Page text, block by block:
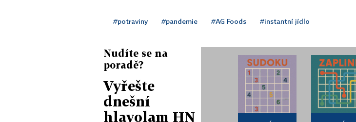
#potraviny #pandemie #AG Foods #instantní jídlo
Nudíte se na
poradě?
Vyřešte
dnešní
hlavolam HN